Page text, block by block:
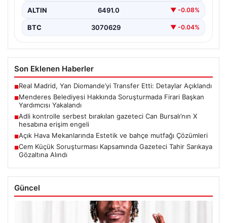
ALTIN 6491.0 ▼ -0.08%
BTC 3070629 ▼ -0.04%
Son Eklenen Haberler
■Real Madrid, Yan Diomande’yi Transfer Etti: Detaylar Açıklandı
■Menderes Belediyesi Hakkında Soruşturmada Firari Başkan
Yardımcısı Yakalandı
■Adli kontrolle serbest bırakılan gazeteci Can Bursalı’nın X
hesabına erişim engeli
■Açık Hava Mekanlarında Estetik ve bahçe mutfağı Çözümleri
■Cem Küçük Soruşturması Kapsamında Gazeteci Tahir Sarıkaya
Gözaltına Alındı
Güncel